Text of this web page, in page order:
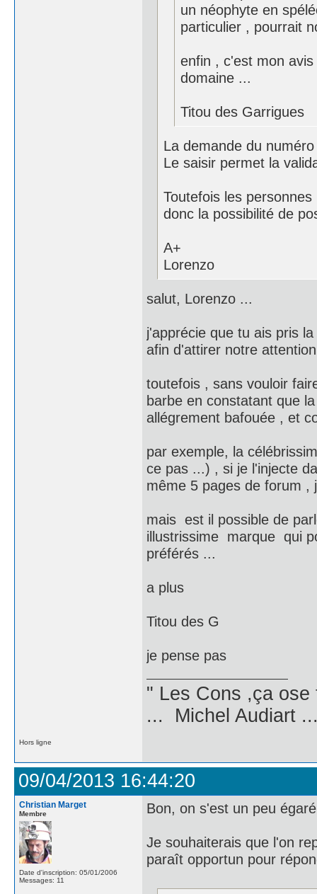
un néophyte en
particulier , pourrait
enfin , c'est mon
domaine ...
Titou des Garrigues
La demande du
Le saisir permet la
Toutefois les
donc la possibilité de
A+
Lorenzo
salut, Lorenzo ...
j'apprécie que tu ais pris
afin d'attirer notre
toutefois , sans vouloir
barbe en constatant que
allégrement bafouée , et
par exemple, la
ce pas ...) , si je l'injecte
même 5 pages de forum ,
mais est il possible de
illustrissime marque qui
préférés ...
a plus
Titou des G
je pense pas
" Les Cons ,ça
... Michel Audiart
Hors ligne
09/04/2013 16:44:20
Christian Marget
Membre
Date d'inscription: 05/01/2006
Messages: 11
Bon, on s'est un peu
Je souhaiterais que l'on
paraît opportun pour